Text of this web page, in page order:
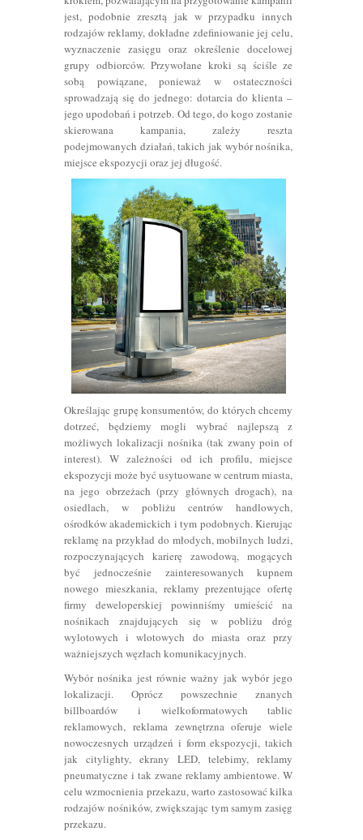
jest, podobnie zresztą jak w przypadku innych
rodzajów reklamy, dokładne zdefiniowanie jej celu,
wyznaczenie zasięgu oraz określenie docelowej
grupy odbiorców. Przywołane kroki są ściśle ze
sobą powiązane, ponieważ w ostateczności
sprowadzają się do jednego: dotarcia do klienta –
jego upodobań i potrzeb. Od tego, do kogo zostanie
skierowana kampania, zależy reszta
podejmowanych działań, takich jak wybór nośnika,
miejsce ekspozycji oraz jej długość.
Określając grupę konsumentów, do których chcemy
dotrzeć, będziemy mogli wybrać najlepszą z
możliwych lokalizacji nośnika (tak zwany poin of
interest). W zależności od ich profilu, miejsce
ekspozycji może być usytuowane w centrum miasta,
na jego obrzeżach (przy głównych drogach), na
osiedlach, w pobliżu centrów handlowych,
ośrodków akademickich i tym podobnych. Kierując
reklamę na przykład do młodych, mobilnych ludzi,
rozpoczynających karierę zawodową, mogących
być jednocześnie zainteresowanych kupnem
nowego mieszkania, reklamy prezentujące ofertę
firmy deweloperskiej powinniśmy umieścić na
nośnikach znajdujących się w pobliżu dróg
wylotowych i wlotowych do miasta oraz przy
ważniejszych węzłach komunikacyjnych.
Wybór nośnika jest równie ważny jak wybór jego
lokalizacji. Oprócz powszechnie znanych
billboardów i wielkoformatowych tablic
reklamowych, reklama zewnętrzna oferuje wiele
nowoczesnych urządzeń i form ekspozycji, takich
jak citylighty, ekrany LED, telebimy, reklamy
pneumatyczne i tak zwane reklamy ambientowe. W
celu wzmocnienia przekazu, warto zastosować kilka
rodzajów nośników, zwiększając tym samym zasięg
przekazu.